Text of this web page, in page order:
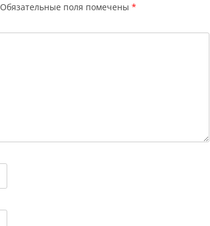
Обязательные поля помечены *